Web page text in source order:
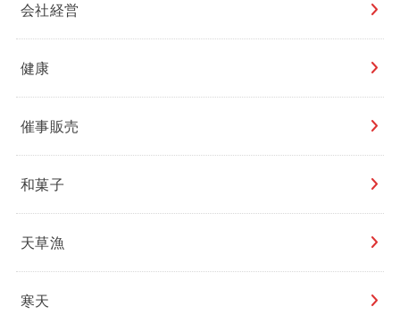
会社経営
健康
催事販売
和菓子
天草漁
寒天